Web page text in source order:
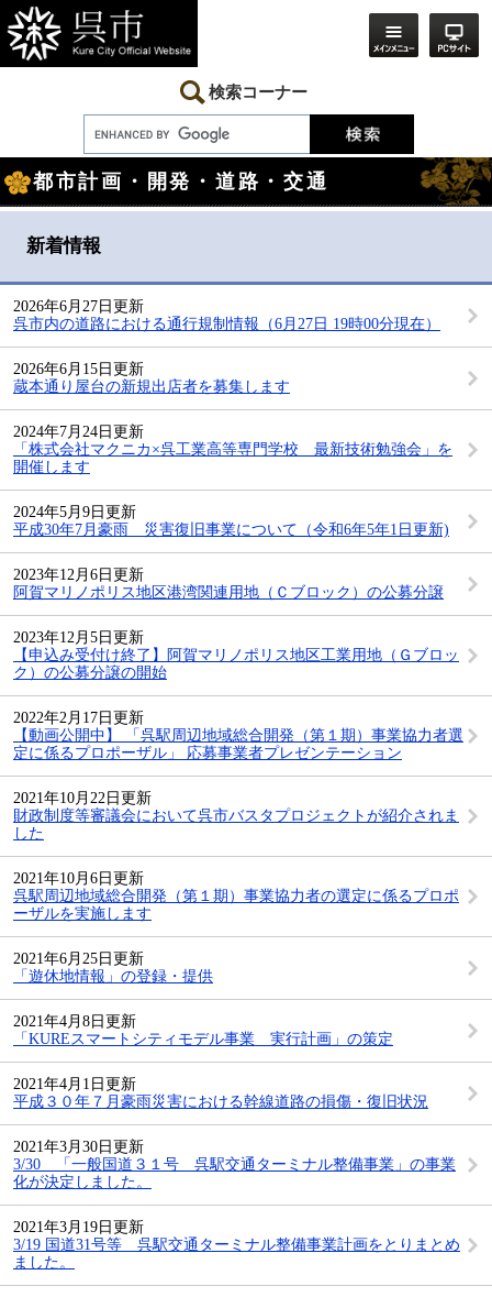
ー
ジ
の
ニ
ュ
ー
て
本
文
検索コーナー
文
都市計画・開発・道路・交通
新着情報
2026年6月27日更新
呉市内の道路における通行規制情報（6月27日 19時00分現在）
2026年6月15日更新
蔵本通り屋台の新規出店者を募集します
2024年7月24日更新
「株式会社マクニカ×呉工業高等専門学校 最新技術勉強会」を
開催します
2024年5月9日更新
平成30年7月豪雨 災害復旧事業について（令和6年5年1日更新)
2023年12月6日更新
阿賀マリノポリス地区港湾関連用地（Ｃブロック）の公募分譲
2023年12月5日更新
【申込み受付け終了】阿賀マリノポリス地区工業用地（Ｇブロッ
ク）の公募分譲の開始
2022年2月17日更新
【動画公開中】 「呉駅周辺地域総合開発（第１期）事業協力者選
定に係るプロポーザル」 応募事業者プレゼンテーション
2021年10月22日更新
財政制度等審議会において呉市バスタプロジェクトが紹介されま
した
2021年10月6日更新
呉駅周辺地域総合開発（第１期）事業協力者の選定に係るプロポ
ーザルを実施します
2021年6月25日更新
「遊休地情報」の登録・提供
2021年4月8日更新
「KUREスマートシティモデル事業 実行計画」の策定
2021年4月1日更新
平成３０年７月豪雨災害における幹線道路の損傷・復旧状況
2021年3月30日更新
3/30 「一般国道３１号 呉駅交通ターミナル整備事業」の事業
化が決定しました。
2021年3月19日更新
3/19 国道31号等 呉駅交通ターミナル整備事業計画をとりまとめ
ました。